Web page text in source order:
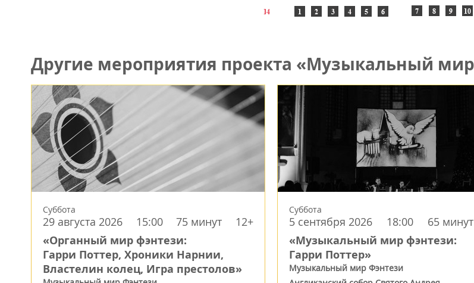
Другие мероприятия проекта «Музыкальный
Суббота
29 августа 2026 15:00 75 минут 12+
«Органный мир фэнтези:
Гарри Поттер, Хроники Нарнии,
Властелин колец, Игра престолов»
Суббота
5 сентября 2026 18:00 65 минут
«Музыкальный мир фэнтези:
Гарри Поттер»
Музыкальный мир Фэнтези